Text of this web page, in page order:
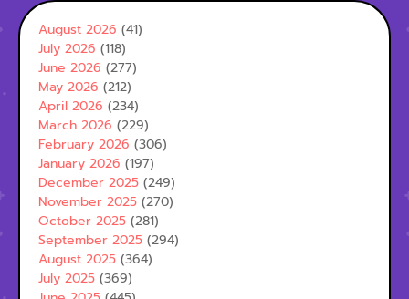
August 2026 (41)
July 2026 (118)
June 2026 (277)
May 2026 (212)
April 2026 (234)
March 2026 (229)
February 2026 (306)
January 2026 (197)
December 2025 (249)
November 2025 (270)
October 2025 (281)
September 2025 (294)
August 2025 (364)
July 2025 (369)